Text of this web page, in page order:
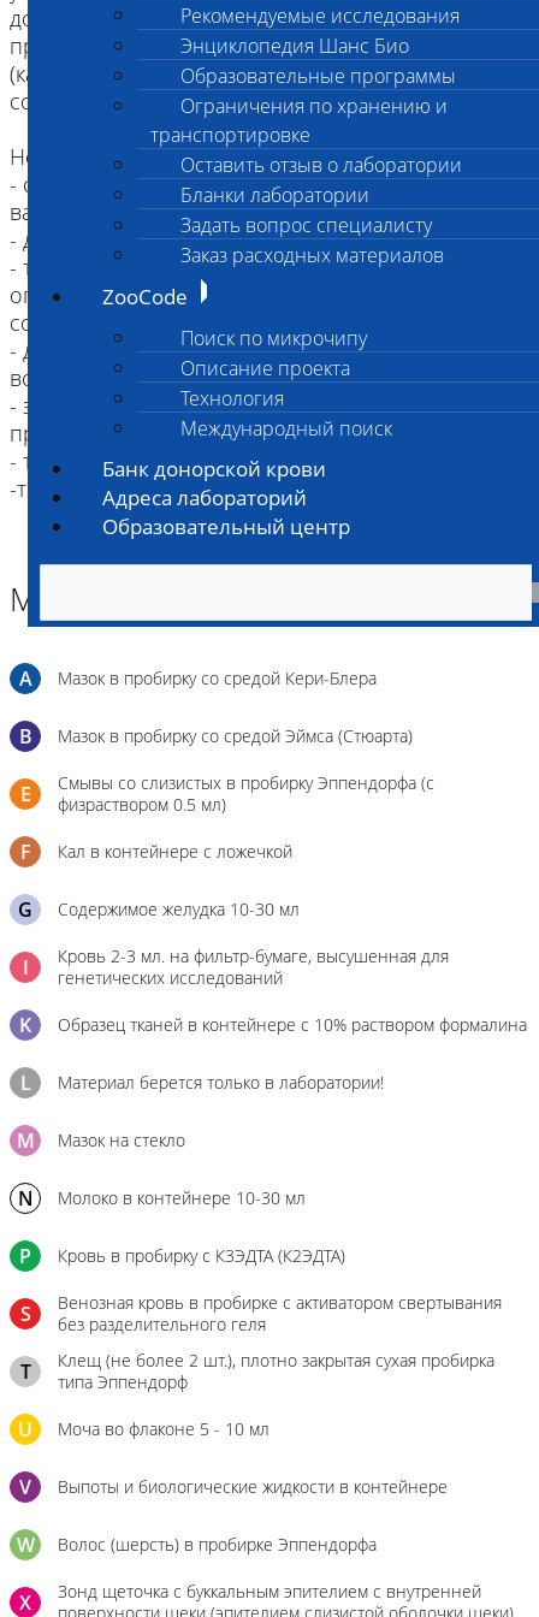
Рекомендуемые исследования
Энциклопедия Шанс Био
Образовательные программы
Ограничения по хранению и
транспортировке
Оставить отзыв о лаборатории
Бланки лаборатории
Задать вопрос специалисту
Заказ расходных материалов
ZooCode
Поиск по микрочипу
Описание проекта
Технология
Международный поиск
Банк донорской крови
Адреса лабораторий
Образовательный центр
документами, подтверждающими их
принадлежность данному учреждению
(каждый случай необходимо заранее
согласовывать с врачом патологоанатомом)
Не принимаются к исследованию:
- собаки и кошки, старше 4-х месяцев, не
вакцинированные от бешенства
- дикие животные (в т.ч. лисицы, песцы, еноты)
- трупы замороженные принимаются с
ограничением, указанные в Информированном
согласии
- для повторного вскрытия (например, после
вскрытия в другой организации);
- эксгумированные трупы (после захоронения
прошло более суток)
- трупы приматов
Материал
A Мазок в пробирку со средой Кери-Блера
B Мазок в пробирку со средой Эймса (Стюарта)
E
Смывы со слизистых в пробирку Эппендорфа (с
физраствором 0.5 мл)
F Кал в контейнере с ложечкой
G Содержимое желудка 10-30 мл
I
Кровь 2-3 мл. на фильтр-бумаге, высушенная для
генетических исследований
K Образец тканей в контейнере с 10% раствором формалина
L Материал берется только в лаборатории!
M Мазок на стекло
N Молоко в контейнере 10-30 мл
P Кровь в пробирку с К3ЭДТА (К2ЭДТА)
S
Венозная кровь в пробирке с активатором свертывания
без разделительного геля
T
Клещ (не более 2 шт.), плотно закрытая сухая пробирка
типа Эппендорф
U Моча во флаконе 5 - 10 мл
V Выпоты и биологические жидкости в контейнере
W Волос (шерсть) в пробирке Эппендорфа
X
Зонд щеточка с буккальным эпителием с внутренней